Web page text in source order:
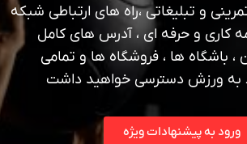
و تبلیغاتی ،راه های ارتباطی شبکه
کاری و حرفه ای ، آدرس های کامل
، باشگاه ها ، فروشگاه ها و تمامی
به ورزش دسترسی خواهید داشت
ورود به پیشنهادات ویژه